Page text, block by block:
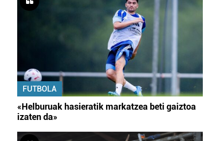
FUTBOLA
«Helburuak hasieratik markatzea beti gaiztoa
izaten da»